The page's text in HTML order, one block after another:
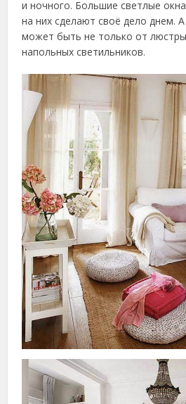
и ночного. Большие светлые окна
на них сделают своё дело днем.
может быть не только от
напольных светильников.